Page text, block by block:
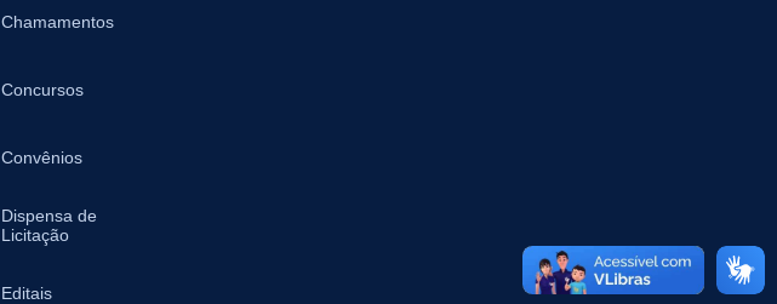
Chamamentos
Concursos
Convênios
Dispensa de
Licitação
Editais